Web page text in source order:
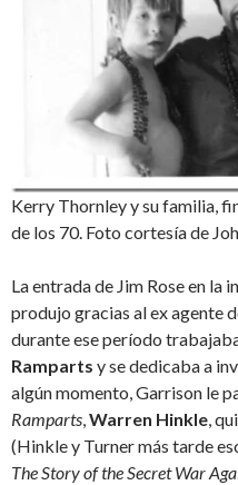
Kerry Thornley y su familia,
de los 70. Foto cortesía de
La entrada de Jim Rose en la
produjo gracias al ex agente
durante ese período
Ramparts y se dedicaba a
algún momento, Garrison le
Ramparts,Warren Hinkle,
(Hinkle y Turner más tarde
The Story of the Secret War